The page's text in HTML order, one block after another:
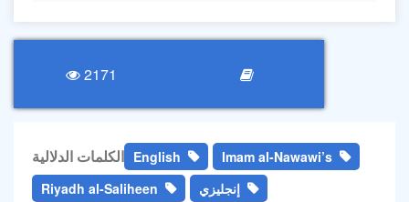
2171
الكلمات الدلالية English
Imam al-Nawawi’s
Riyadh al-Saliheen
إنجليزي